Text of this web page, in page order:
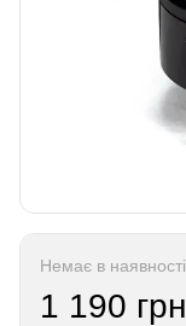
Немає в наявності
1 190 грн